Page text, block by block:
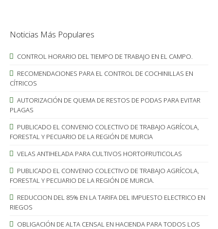
Noticias Más Populares
CONTROL HORARIO DEL TIEMPO DE TRABAJO EN EL CAMPO.
RECOMENDACIONES PARA EL CONTROL DE COCHINILLAS EN
CÍTRICOS
AUTORIZACIÓN DE QUEMA DE RESTOS DE PODAS PARA EVITAR
PLAGAS
PUBLICADO EL CONVENIO COLECTIVO DE TRABAJO AGRÍCOLA,
FORESTAL Y PECUARIO DE LA REGIÓN DE MURCIA
VELAS ANTIHELADA PARA CULTIVOS HORTOFRUTICOLAS
PUBLICADO EL CONVENIO COLECTIVO DE TRABAJO AGRÍCOLA,
FORESTAL Y PECUARIO DE LA REGIÓN DE MURCIA.
REDUCCION DEL 85% EN LA TARIFA DEL IMPUESTO ELECTRICO EN
RIEGOS
OBLIGACIÓN DE ALTA CENSAL EN HACIENDA PARA TODOS LOS